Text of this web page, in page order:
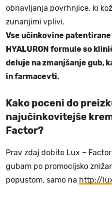
obnavljanja povrhnjice, ki
zunanjimi vplivi.
Vse učinkovine patentirane
HYALURON formule so
deluje na zmanjšanje gub,
in farmacevti.
Kako poceni do
najučinkovitejše
Factor?
Prav zdaj dobite Lux –
gubam po promocijsko
popustom, samo na http://